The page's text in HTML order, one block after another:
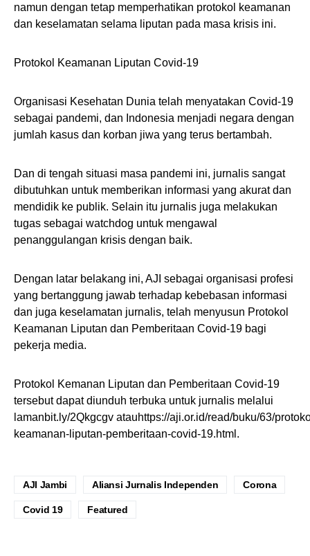
namun dengan tetap memperhatikan protokol keamanan
dan keselamatan selama liputan pada masa krisis ini.
Protokol Keamanan Liputan Covid-19
Organisasi Kesehatan Dunia telah menyatakan Covid-19
sebagai pandemi, dan Indonesia menjadi negara dengan
jumlah kasus dan korban jiwa yang terus bertambah.
Dan di tengah situasi masa pandemi ini, jurnalis sangat
dibutuhkan untuk memberikan informasi yang akurat dan
mendidik ke publik. Selain itu jurnalis juga melakukan
tugas sebagai watchdog untuk mengawal
penanggulangan krisis dengan baik.
Dengan latar belakang ini, AJI sebagai organisasi profesi
yang bertanggung jawab terhadap kebebasan informasi
dan juga keselamatan jurnalis, telah menyusun Protokol
Keamanan Liputan dan Pemberitaan Covid-19 bagi
pekerja media.
Protokol Kemanan Liputan dan Pemberitaan Covid-19
tersebut dapat diunduh terbuka untuk jurnalis melalui
lamanbit.ly/2Qkgcgv atauhttps://aji.or.id/read/buku/63/
keamanan-liputan-pemberitaan-covid-19.html.
AJI Jambi Aliansi Jurnalis Independen Corona
Covid 19 Featured